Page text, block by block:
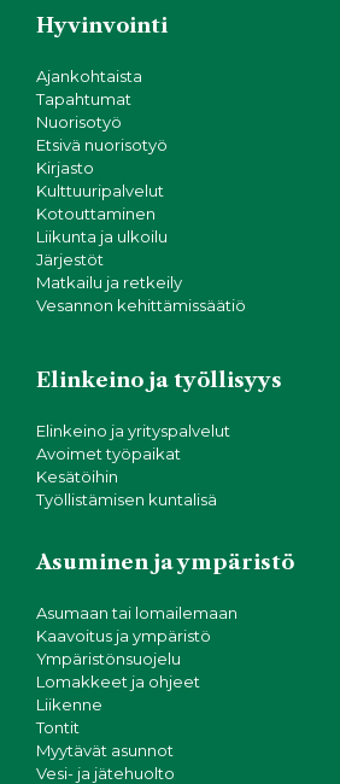
Hyvinvointi
Ajankohtaista
Tapahtumat
Nuorisotyö
Etsivä nuorisotyö
Kirjasto
Kulttuuripalvelut
Kotouttaminen
Liikunta ja ulkoilu
Järjestöt
Matkailu ja retkeily
Vesannon kehittämissäätiö
Elinkeino ja työllisyys
Elinkeino ja yrityspalvelut
Avoimet työpaikat
Kesätöihin
Työllistämisen kuntalisä
Asuminen ja ympäristö
Asumaan tai lomailemaan
Kaavoitus ja ympäristö
Ympäristönsuojelu
Lomakkeet ja ohjeet
Liikenne
Tontit
Myytävät asunnot
Vesi- ja jätehuolto